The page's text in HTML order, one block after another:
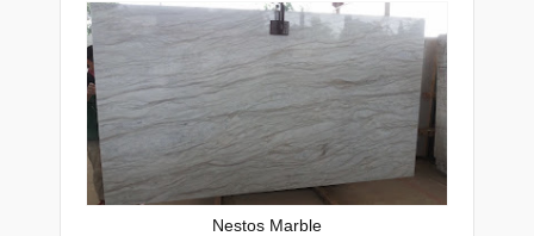
Nestos Marble